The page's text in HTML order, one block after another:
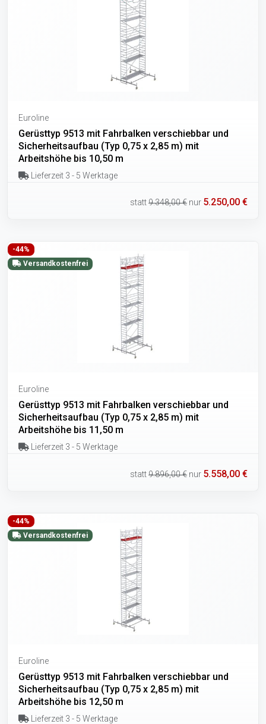
Euroline
Gerüsttyp 9513 mit Fahrbalken verschiebbar und
Sicherheitsaufbau (Typ 0,75 x 2,85 m) mit
Arbeitshöhe bis 10,50 m
Lieferzeit 3 - 5 Werktage
statt9.348,00 € nur 5.250,00 €
-44%
Versandkostenfrei
Euroline
Gerüsttyp 9513 mit Fahrbalken verschiebbar und
Sicherheitsaufbau (Typ 0,75 x 2,85 m) mit
Arbeitshöhe bis 11,50 m
Lieferzeit 3 - 5 Werktage
statt9.896,00 € nur 5.558,00 €
-44%
Versandkostenfrei
Euroline
Gerüsttyp 9513 mit Fahrbalken verschiebbar und
Sicherheitsaufbau (Typ 0,75 x 2,85 m) mit
Arbeitshöhe bis 12,50 m
Lieferzeit 3 - 5 Werktage